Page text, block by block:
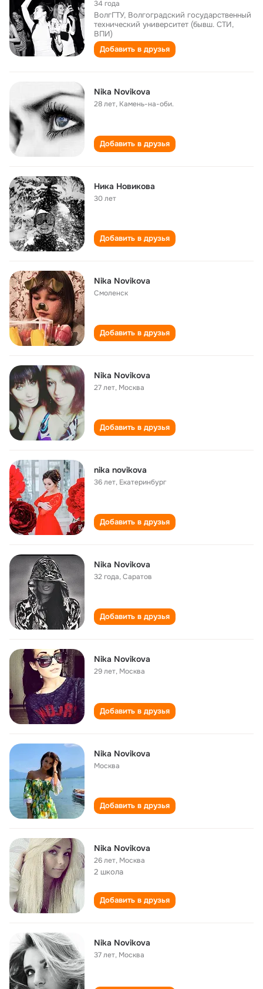
34 года
ВолгГТУ, Волгоградский государственный
технический университет (бывш. СТИ,
ВПИ)
Добавить в друзья
Nika Novikova
28 лет, Камень-на-оби.
Добавить в друзья
Ника Новикова
30 лет
Добавить в друзья
Nika Novikova
Смоленск
Добавить в друзья
Nika Novikova
27 лет, Москва
Добавить в друзья
nika novikova
36 лет, Екатеринбург
Добавить в друзья
Nika Novikova
32 года,Саратов
Добавить в друзья
Nika Novikova
29 лет, Москва
Добавить в друзья
Nika Novikova
Москва
Добавить в друзья
Nika Novikova
26 лет, Москва
2 школа
Добавить в друзья
Nika Novikova
37 лет, Москва